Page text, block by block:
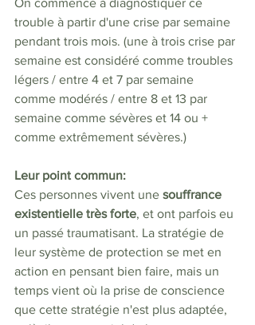
trouble à partir d'une crise par semaine
pendant trois mois. (une à trois crise par
semaine est considéré comme troubles
légers / entre 4 et 7 par semaine
comme modérés / entre 8 et 13 par
semaine comme sévères et 14 ou +
comme extrêmement sévères.)
Leur point commun:
Ces personnes vivent une souffrance
existentielle très forte, et ont parfois eu
un passé traumatisant. La stratégie de
leur système de protection se met en
action en pensant bien faire, mais un
temps vient où la prise de conscience
que cette stratégie n'est plus adaptée,